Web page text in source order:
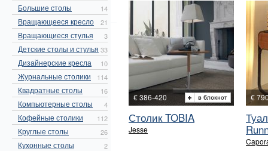
Большие столы 14
Вращающееся кресло 21
Вращающиеся стулья 3
Детские столы и стулья 33
Дизайнерские кресла 10
Журнальные столики 114
Квадратные столы 16
Компьютерные столы 4
Кофейные столики 112
Круглые столы 26
Кухонные столы 2
€ 386-420
Столик TOBIA
Jesse
€